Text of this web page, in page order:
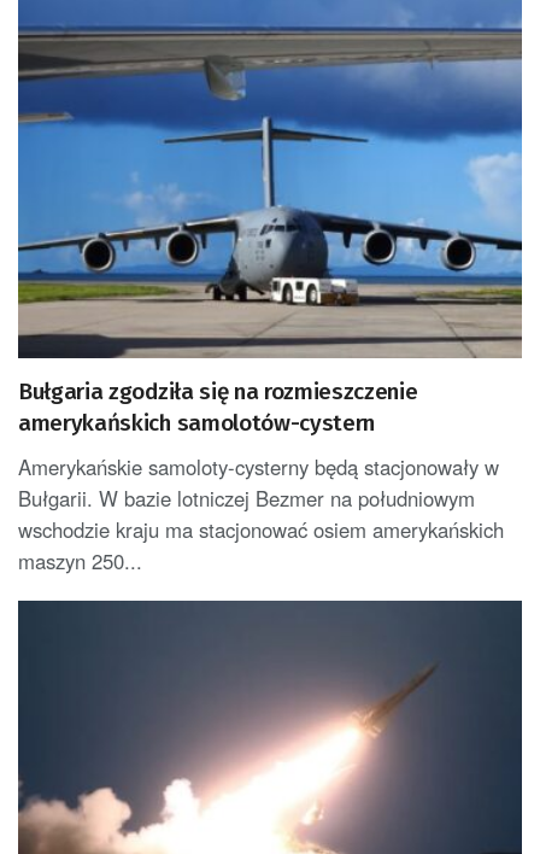
Bułgaria zgodziła się na rozmieszczenie
amerykańskich samolotów-cystern
Amerykańskie samoloty-cysterny będą stacjonowały w
Bułgarii. W bazie lotniczej Bezmer na południowym
wschodzie kraju ma stacjonować osiem amerykańskich
maszyn 250...